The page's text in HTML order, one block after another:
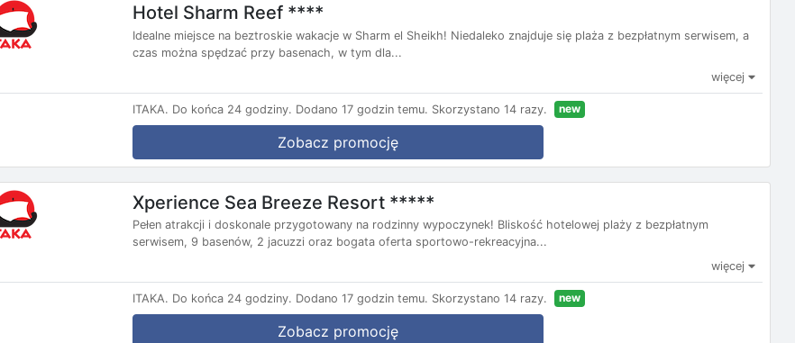
Hotel Sharm Reef ****
Idealne miejsce na beztroskie wakacje w Sharm el Sheikh! Niedaleko znajduje się plaża z bezpłatnym serwisem, a
czas można spędzać przy basenach, w tym dla...
więcej
ITAKA. Do końca 24 godziny. Dodano 17 godzin temu. Skorzystano 14 razy. new
Zobacz promocję
Xperience Sea Breeze Resort *****
Pełen atrakcji i doskonale przygotowany na rodzinny wypoczynek! Bliskość hotelowej plaży z bezpłatnym
serwisem, 9 basenów, 2 jacuzzi oraz bogata oferta sportowo-rekreacyjna...
więcej
ITAKA. Do końca 24 godziny. Dodano 17 godzin temu. Skorzystano 14 razy. new
Zobacz promocję